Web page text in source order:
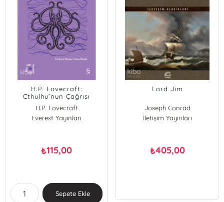
H.P. Lovecraft:
Cthulhu’nun Çağrısı
H.P. Lovecraft
Everest Yayınları
₺115,00
Sepete Ekle
Lord Jim
Joseph Conrad
İletişim Yayınları
₺405,00